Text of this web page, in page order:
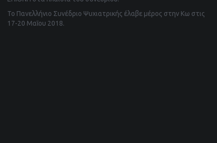
Το Πανελλήνιο Συνέδριο Ψυχιατρικής έλαβε μέρος στην Κω στις
17-20 Μαΐου 2018.